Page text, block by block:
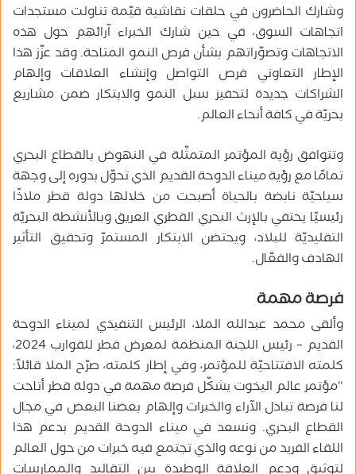
وشارك الحاضرون في حلقات نقاشية قيّمة تناولت مستجدات
اتجاهات السوق، في حين شارك الخبراء آرائهم حول هذه
الاتجاهات وتصوّراتهم بشأن فرص النمو المتاحة. وقد عزّز هذا
الإطار التعاوني فرص التواصل وإنشاء العلاقات وإلهام
الشراكات جديدة لتحفيز سبل النمو والابتكار ضمن مشاريع
بحريّة في كافة أنحاء العالم.
وتتوافق رؤية المؤتمر المتمثّلة في النهوض بالقطاع البحري
تمامًا مع رؤية ميناء الدوحة القديم الذي تحوّل بدوره إلى وجهة
سياحيّة نابضة بالحياة أصبحت من خلالها دولة قطر ملاذًا
رئيسيًا يحتفي بالإرث البحري القطري العريق وبالأنشطة البحريّة
التقليديّة للبلاد، ويحتضن الابتكار المستمرّ وتحقيق التأثير
الهادف والفعّال.
فرصة مهمة
وألقى محمد عبدالله الملا، الرئيس التنفيذي لميناء الدوحة
القديم – رئيس اللجنة المنظمة لمعرض قطر للقوارب 2024،
كلمته الافتتاحيّة للمؤتمر، وفي إطار كلمته، صرّح الملا قائلاً:
“مؤتمر عالم اليخوت يشكّل فرصة مهمة في دولة قطر أتاحت
لنا فرصة تبادل الآراء والخبرات وإلهام بعضنا البعض في مجال
القطاع البحري. ونسعد في ميناء الدوحة القديم بدعم هذا
اللقاء الفريد من نوعه والذي تجتمع فيه خبرات من حول العالم